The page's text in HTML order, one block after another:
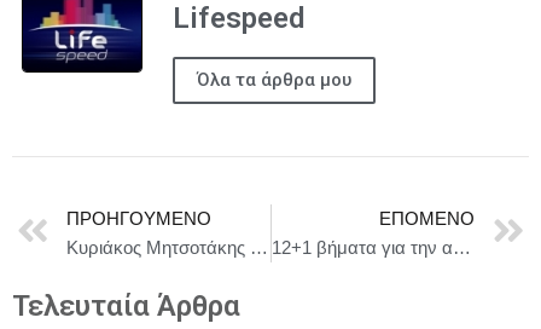
Lifespeed
Όλα τα άρθρα μου
ΠΡΟΗΓΟΎΜΕΝΟ
Κυριάκος Μητσοτάκης : Η πρόσφατη ένταση στις ευρωατλαντικές σχέσεις δείχνει να αποκλιμακώνεται, όμως κανείς δεν γνωρίζει τι θα ακολουθήσει,
ΕΠΌΜΕΝΟ
12+1 βήματα για την αξιοποίηση του Εθνικού Ορυκτού Πλούτου
Τελευταία Άρθρα